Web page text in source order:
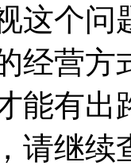
这个问
经营方
能有出
请继续